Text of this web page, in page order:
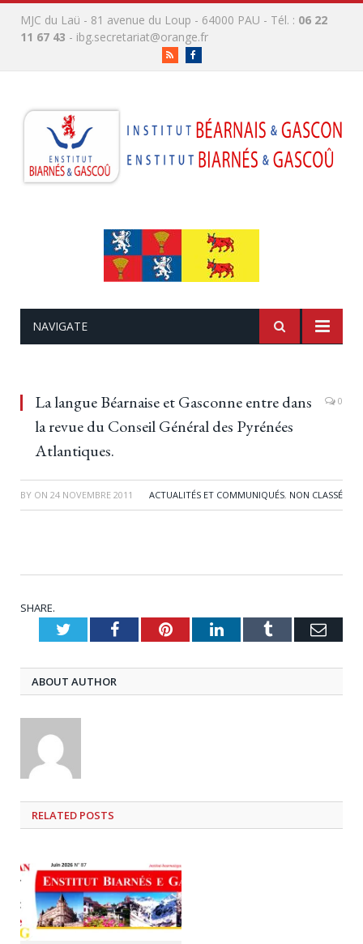
MJC du Laü - 81 avenue du Loup - 64000 PAU - Tél. : 06 22
11 67 43 - ibg.secretariat@orange.fr
RSS
NAVIGATE
La langue Béarnaise et Gasconne entre dans
la revue du Conseil Général des Pyrénées
Atlantiques.
0
BY ON 24 NOVEMBRE 2011 ACTUALITÉS ET COMMUNIQUÉS, NON CLASSÉ
SHARE.
TwitterFacebookPinterestLinkedInTumblr
ABOUT AUTHOR
RELATED POSTS